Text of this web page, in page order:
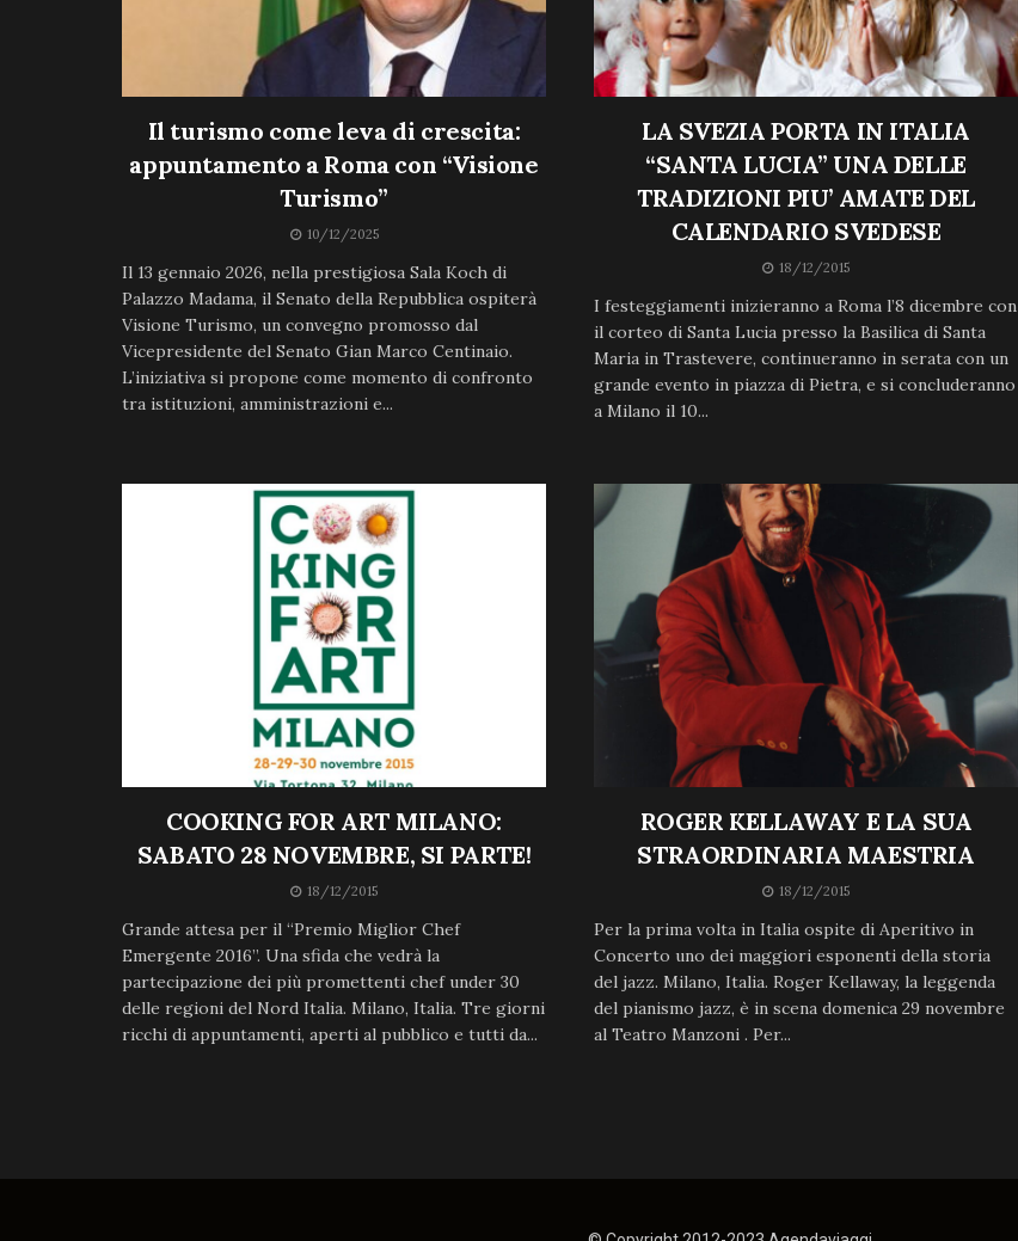
Il turismo come leva di crescita:
appuntamento a Roma con “Visione
Turismo”
10/12/2025
Il 13 gennaio 2026, nella prestigiosa Sala Koch di
Palazzo Madama, il Senato della Repubblica ospiterà
Visione Turismo, un convegno promosso dal
Vicepresidente del Senato Gian Marco Centinaio.
L’iniziativa si propone come momento di confronto
tra istituzioni, amministrazioni e...
LA SVEZIA PORTA IN ITALIA
“SANTA LUCIA” UNA DELLE
TRADIZIONI PIU’ AMATE DEL
CALENDARIO SVEDESE
18/12/2015
I festeggiamenti inizieranno a Roma l’8 dicembre con
il corteo di Santa Lucia presso la Basilica di Santa
Maria in Trastevere, continueranno in serata con un
grande evento in piazza di Pietra, e si concluderanno
a Milano il 10...
COOKING FOR ART MILANO:
SABATO 28 NOVEMBRE, SI PARTE!
18/12/2015
Grande attesa per il “Premio Miglior Chef
Emergente 2016”. Una sfida che vedrà la
partecipazione dei più promettenti chef under 30
delle regioni del Nord Italia. Milano, Italia. Tre giorni
ricchi di appuntamenti, aperti al pubblico e tutti da...
ROGER KELLAWAY E LA SUA
STRAORDINARIA MAESTRIA
18/12/2015
Per la prima volta in Italia ospite di Aperitivo in
Concerto uno dei maggiori esponenti della storia
del jazz. Milano, Italia. Roger Kellaway, la leggenda
del pianismo jazz, è in scena domenica 29 novembre
al Teatro Manzoni . Per...